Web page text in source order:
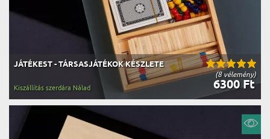
(8 vélemény)
JÁTÉKEST - TÁRSASJÁTÉKOK KÉSZLETE
6300 Ft
Kiszállítás szerdára Nálad